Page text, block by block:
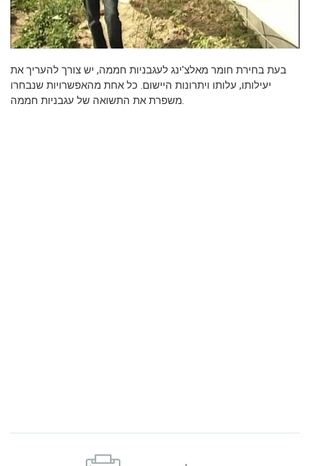
בעת בחירת חומר מאלצ'ינג לעגבניות חממה, יש צורך להעריך את
יעילותו, עלותו ויתרונות היישום. כל אחת מהאפשרויות שנבחרו
משפרת את התשואה של עגבניות חממה.